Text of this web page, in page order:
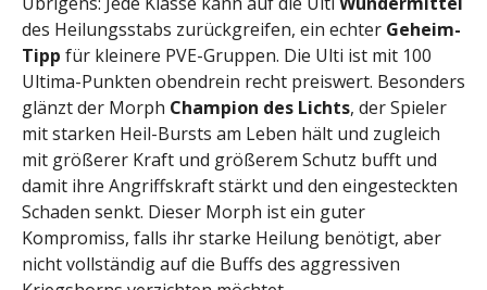
des Heilungsstabs zurückgreifen, ein echter Geheim-
Tipp für kleinere PVE-Gruppen. Die Ulti ist mit 100
Ultima-Punkten obendrein recht preiswert. Besonders
glänzt der Morph Champion des Lichts, der Spieler
mit starken Heil-Bursts am Leben hält und zugleich
mit größerer Kraft und größerem Schutz bufft und
damit ihre Angriffskraft stärkt und den eingesteckten
Schaden senkt. Dieser Morph ist ein guter
Kompromiss, falls ihr starke Heilung benötigt, aber
nicht vollständig auf die Buffs des aggressiven